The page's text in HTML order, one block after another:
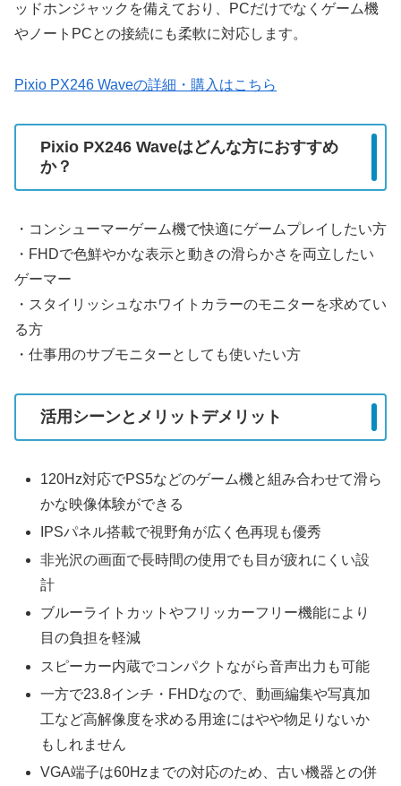
ッドホンジャックを備えており、PCだけでなくゲーム機
やノートPCとの接続にも柔軟に対応します。
Pixio PX246 Waveの詳細・購入はこちら
Pixio PX246 Waveはどんな方におすすめ
か？
・コンシューマーゲーム機で快適にゲームプレイしたい方
・FHDで色鮮やかな表示と動きの滑らかさを両立したい
ゲーマー
・スタイリッシュなホワイトカラーのモニターを求めてい
る方
・仕事用のサブモニターとしても使いたい方
活用シーンとメリットデメリット
120Hz対応でPS5などのゲーム機と組み合わせて滑ら
かな映像体験ができる
IPSパネル搭載で視野角が広く色再現も優秀
非光沢の画面で長時間の使用でも目が疲れにくい設
計
ブルーライトカットやフリッカーフリー機能により
目の負担を軽減
スピーカー内蔵でコンパクトながら音声出力も可能
一方で23.8インチ・FHDなので、動画編集や写真加
工など高解像度を求める用途にはやや物足りないか
もしれません
VGA端子は60Hzまでの対応のため、古い機器との併